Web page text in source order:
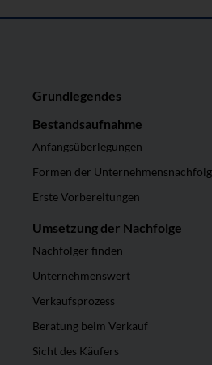
Grundlegendes
Bestandsaufnahme
Anfangsüberlegungen
Formen der
Erste Vorbereitungen
Umsetzung der Nachfolge
Nachfolger finden
Unternehmenswert
Verkaufsprozess
Beratung beim Verkauf
Sicht des Käufers